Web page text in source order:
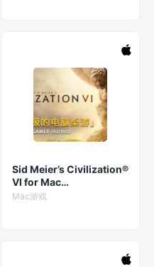
Sid Meier’s Civilization®
VI for Mac
1.4.5(1.0.12.54) 中文破解
Mac游戏